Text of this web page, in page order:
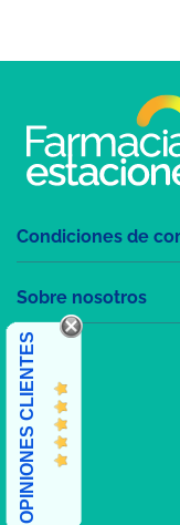
Condiciones de
Sobre nosotros
OPINIONES CLIENTES